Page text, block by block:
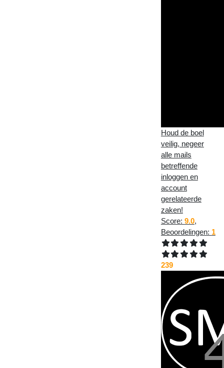
Houd de boel
veilig, negeer
alle mails
betreffende
inloggen en
account
gerelateerde
zaken!
Score: 9.0,
Beoordelingen: 1
239